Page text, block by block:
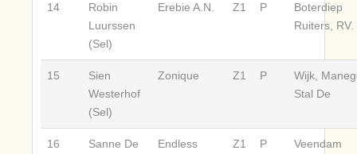
14
Robin
Luurssen
(Sel)
Erebie A.N. Z1 P
Boterdiep
Ruiters, RV.
15
Sien
Westerhof
(Sel)
Zonique Z1 P
Wijk,
Stal De
16 Sanne De Endless Z1 P Veendam